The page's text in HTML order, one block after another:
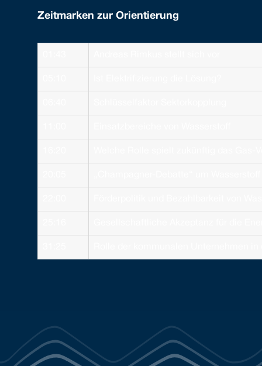
Zeitmarken zur Orientierung